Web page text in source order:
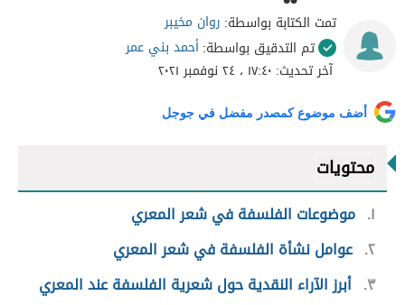
تمت الكتابة بواسطة: روان مخيبر
تم التدقيق بواسطة:أحمد بني عمر
آخر تحديث: ١٧:٤٠ ، ٢٤ نوفمبر ٢٠٢١
أضف موضوع كمصدر مفضل في جوجل
محتويات
١ موضوعات الفلسفة في شعر المعري
٢ عوامل نشأة الفلسفة في شعر المعري
٣ أبرز الآراء النقدية حول شعرية الفلسفة عند المعري